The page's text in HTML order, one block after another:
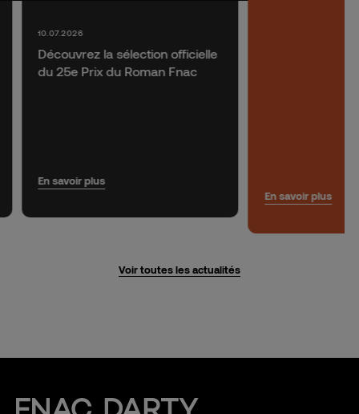
Découvrez la sélection officielle
du 25e Prix du Roman Fnac
10.07.2026
En savoir plus
En savoir plus
Voir toutes les actualités
Fnac Darty